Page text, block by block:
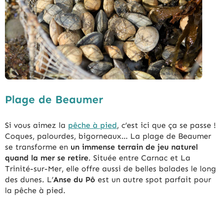
Plage de Beaumer
Si vous aimez la pêche à pied, c’est ici que ça se passe !
Coques, palourdes, bigorneaux… La plage de Beaumer
se transforme en un immense terrain de jeu naturel
quand la mer se retire. Située entre Carnac et La
Trinité-sur-Mer, elle offre aussi de belles balades le long
des dunes. L’Anse du Pô est un autre spot parfait pour
la pêche à pied.